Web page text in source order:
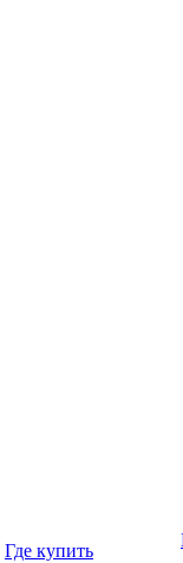
Где купить